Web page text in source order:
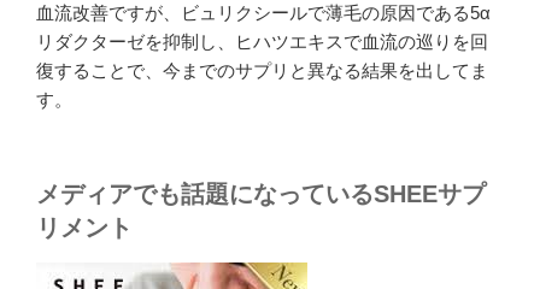
血流改善ですが、ビュリクシールで薄毛の原因である5α
リダクターゼを抑制し、ヒハツエキスで血流の巡りを回
復することで、今までのサプリと異なる結果を出してま
す。
メディアでも話題になっているSHEEサプ
リメント